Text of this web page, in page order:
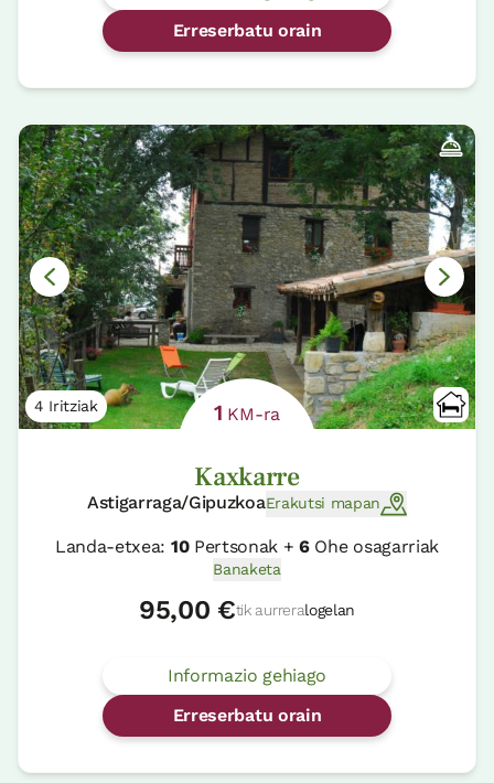
Erreserbatu orain
4 Iritziak 1 KM-ra
Kaxkarre
Astigarraga/GipuzkoaErakutsi mapan
Landa-etxea: 10Pertsonak +6Ohe osagarriak
Banaketa
95,00 €tik aurreralogelan
Informazio gehiago
Erreserbatu orain